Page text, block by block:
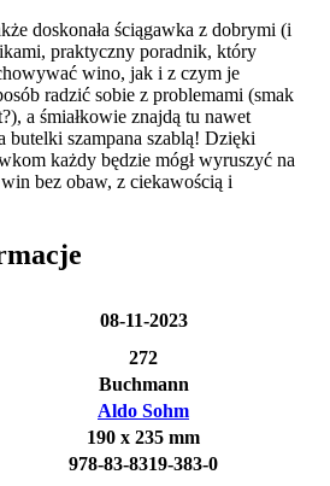
doskonała ściągawka z dobrymi (i
praktyczny poradnik, który
wino, jak i z czym je
radzić sobie z problemami (smak
a śmiałkowie znajdą tu nawet
butelki szampana szablą! Dzięki
każdy będzie mógł wyruszyć na
bez obaw, z ciekawością i
08-11-2023
272
Buchmann
Aldo Sohm
190 x 235 mm
978-83-8319-383-0